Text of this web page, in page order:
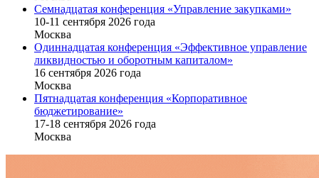
Семнадцатая конференция «Управление закупками»
10-11 сентября 2026 года
Москва
Одиннадцатая конференция «Эффективное управление
ликвидностью и оборотным капиталом»
16 cентября 2026 года
Москва
Пятнадцатая конференция «Корпоративное
бюджетирование»
17-18 сентября 2026 года
Москва